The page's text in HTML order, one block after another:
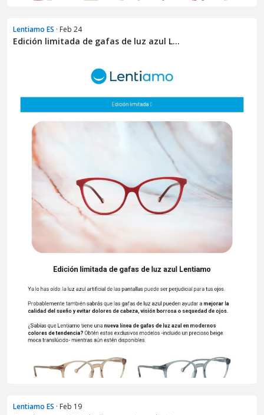
Lentiamo ES · Feb 24
Edición limitada de gafas de luz azul L...
Lentiamo ES · Feb 19